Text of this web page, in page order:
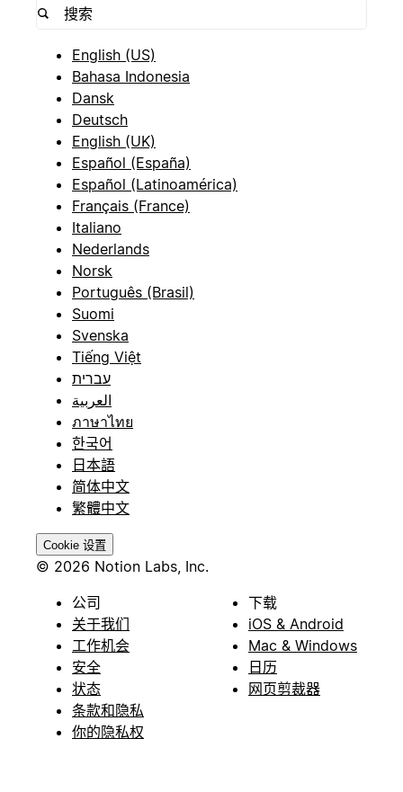
English (US)
Bahasa Indonesia
Dansk
Deutsch
English (UK)
Español (España)
Español (Latinoamérica)
Français (France)
Italiano
Nederlands
Norsk
Português (Brasil)
Suomi
Svenska
Tiếng Việt
עברית
العربية
ภาษาไทย
한국어
日本語
简体中文
繁體中文
Cookie 设置
© 2026 Notion Labs, Inc.
公司
关于我们
工作机会
安全
状态
条款和隐私
你的隐私权
下载
iOS & Android
Mac & Windows
日历
网页剪裁器